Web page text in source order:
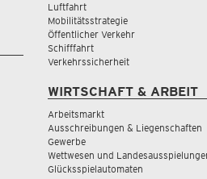
Luftfahrt
Mobilitätsstrategie
Öffentlicher Verkehr
Schifffahrt
Verkehrssicherheit
WIRTSCHAFT & ARBEIT
Arbeitsmarkt
Ausschreibungen & Liegenschaften
Gewerbe
Wettwesen und
Glücksspielautomaten